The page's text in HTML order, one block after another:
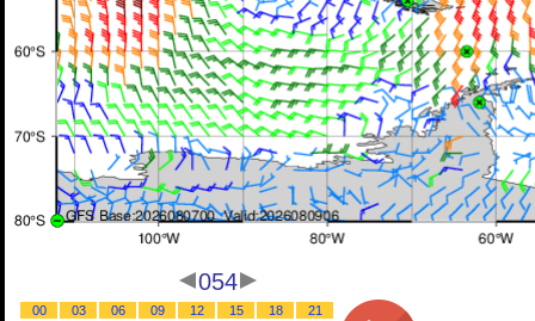
054
00 03 06 09 12 15 18
21